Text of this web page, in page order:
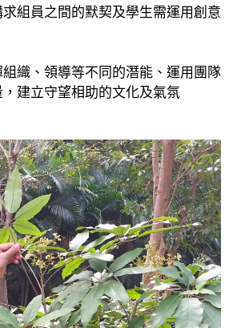
組員之間的默契及學生需運用創意
織、領導等不同的潛能、運用團隊
建立守望相助的文化及氣氛